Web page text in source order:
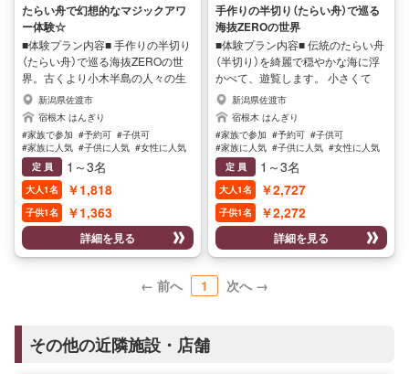
たらい舟で幻想的なマジックアワ
ー体験☆
■体験プラン内容■ 手作りの半切り
（たらい舟）で巡る海抜ZEROの世
界。古くより小木半島の人々の生
活になくてはならない漁具であっ
た半切り。 佐渡の自然に育まれた
杉と竹だけを使って、一艘一艘手
作りで仕上げました。江戸時代に
タイムスリップしたような宿根木
の街並みを後ろに、長い時をかけ
て大地が創り出した、異世界感漂
う岩場をゆったりと巡ります。地
元・小木弁の船頭がご案内する
ecoでslowなクルーズです。
新潟県佐渡市
宿根木 はんぎり
#家族で参加 #予約可 #子供可
#家族に人気 #子供に人気 #女性に人気
#男性に人気
定 員 1～3名
大人1名 ￥1,818
子供1名 ￥1,363
詳細を見る
手作りの半切り（たらい舟）で巡る
海抜ZEROの世界
■体験プラン内容■ 伝統のたらい舟
（半切り）を綺麗で穏やかな海に浮
かべて、遊覧します。 小さくて
も、漁業で使用していた物なの
で、安定しています。 少しの揺れ
のスリルより、水面近くから眺め
る絶景や水面の輝きに感動するこ
と間違いなし。 料金的にもリーズ
ナブルなので、お気軽に体験して
みてください。
新潟県佐渡市
宿根木 はんぎり
#家族で参加 #予約可 #子供可
#家族に人気 #子供に人気 #女性に人気
#男性に人気
定 員 1～3名
大人1名 ￥2,727
子供1名 ￥2,272
詳細を見る
← 前へ 1 次へ →
その他の近隣施設・店舗